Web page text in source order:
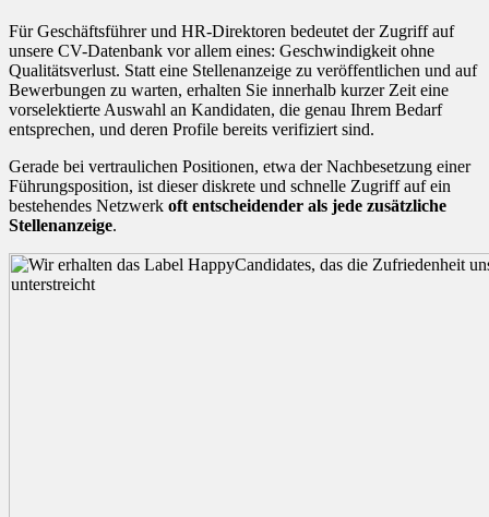
Für Geschäftsführer und HR-Direktoren bedeutet der Zugriff auf
unsere CV-Datenbank vor allem eines: Geschwindigkeit ohne
Qualitätsverlust. Statt eine Stellenanzeige zu veröffentlichen und auf
Bewerbungen zu warten, erhalten Sie innerhalb kurzer Zeit eine
vorselektierte Auswahl an Kandidaten, die genau Ihrem Bedarf
entsprechen, und deren Profile bereits verifiziert sind.
Gerade bei vertraulichen Positionen, etwa der Nachbesetzung einer
Führungsposition, ist dieser diskrete und schnelle Zugriff auf ein
bestehendes Netzwerk oft entscheidender als jede zusätzliche
Stellenanzeige.